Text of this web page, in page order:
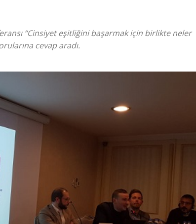
“Cinsiyet eşitliğini başarmak için birlikte neler
cevap aradı.